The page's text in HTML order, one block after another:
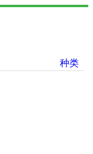
种类